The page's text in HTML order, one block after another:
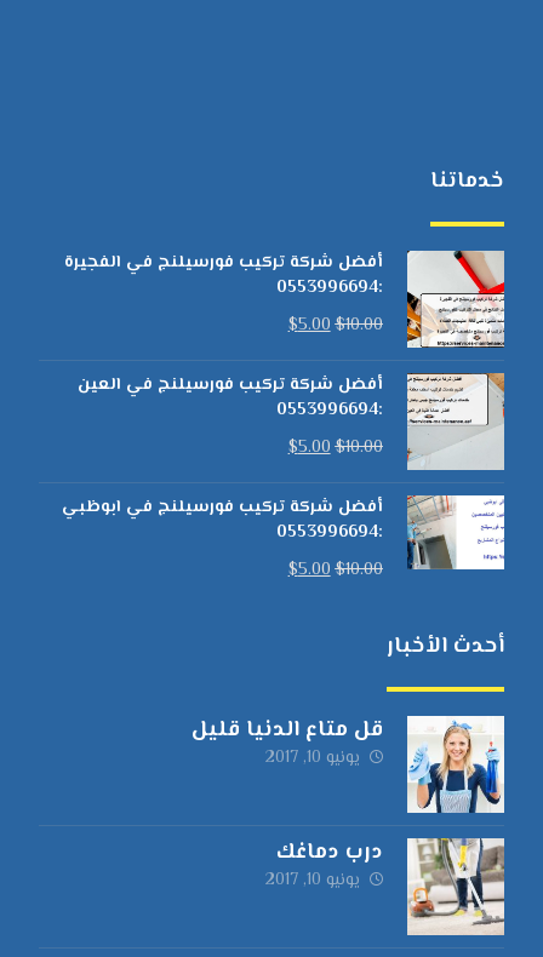
خدماتنا
أفضل شركة تركيب فورسيلنج في الفجيرة
:0553996694
$10.00
$5.00
أفضل شركة تركيب فورسيلنج في العين
:0553996694
$10.00
$5.00
أفضل شركة تركيب فورسيلنج في ابوظبي
:0553996694
$10.00
$5.00
أحدث الأخبار
قل متاع الدنيا قليل
يونيو 10, 2017
درب دماغك
يونيو 10, 2017